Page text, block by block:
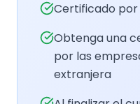
Certificado por
Obtenga una
por las
extranjera